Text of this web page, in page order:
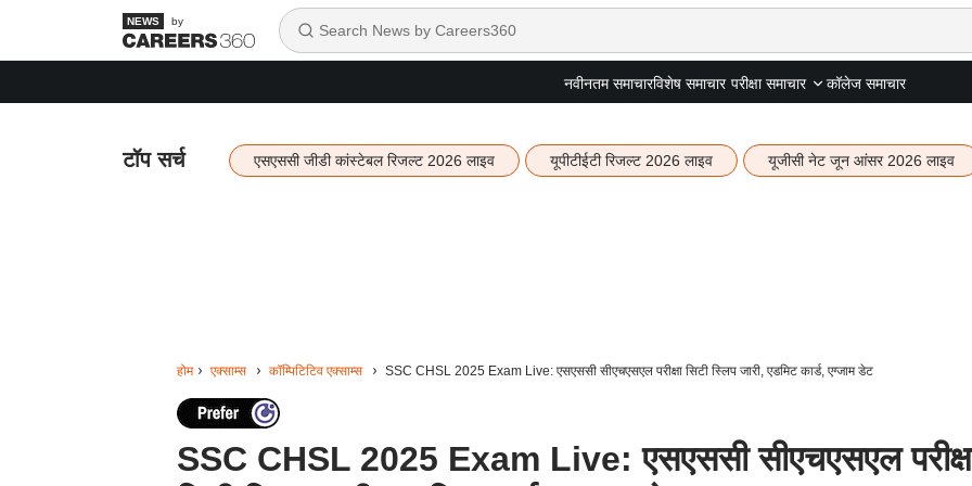
by
नवीनतम समाचारविशेष समाचार परीक्षा समाचार कॉलेज समाचार
टॉप सर्च एसएससी जीडी कांस्टेबल रिजल्ट 2026 लाइव यूपीटीईटी रिजल्ट 2026 लाइव यूजीसी नेट जून आंसर 2026 लाइव
होम एक्साम्स कॉम्पिटिटिव एक्साम्स SSC CHSL 2025 Exam Live: एसएससी सीएचएसएल परीक्षा सिटी स्लिप जारी, एडमिट कार्ड, एग्जाम डेट
SSC CHSL 2025 Exam Live: एसएससी सीएचएसएल